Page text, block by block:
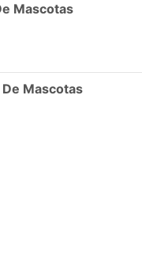
Mascotas
Mascotas